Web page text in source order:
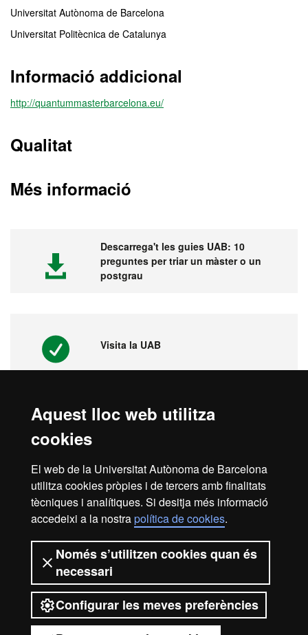
Aquest lloc web utilitza
cookies
El web de la Universitat Autònoma de Barcelona
utilitza cookies pròpies i de tercers amb finalitats
tècniques i analítiques. Si desitja més informació
accedeixi a la nostrapolítica de cookies.
Només s’utilitzen cookies quan és
necessari
Configurar les meves preferències
Universitat Autònoma de Barcelona
Universitat Politècnica de Catalunya
Informació addicional
http://quantummasterbarcelona.eu/
Qualitat
Més informació
Descarrega't les guies UAB: 10
preguntes per triar un màster o un
postgrau
Visita la UAB
Vídeos. Fira virtual de màsters,
1ª universitat a l'Estat espanyol i 149
del món
2026 Universitat Autònoma de
Barcelona